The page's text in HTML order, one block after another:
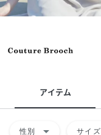
アイテム
性別 arrow_drop_down サイズ